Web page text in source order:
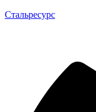
Стальресурс